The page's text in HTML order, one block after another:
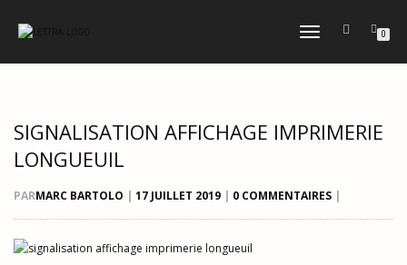
DÉPLIER
NAVIGATION
0
SIGNALISATION AFFICHAGE IMPRIMERIE
LONGUEUIL
PARMARC BARTOLO | 17 JUILLET 2019 | 0 COMMENTAIRES |